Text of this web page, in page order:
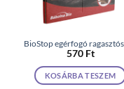
BioStop egérfogó
570 Ft
KOSÁRBA TESZEM